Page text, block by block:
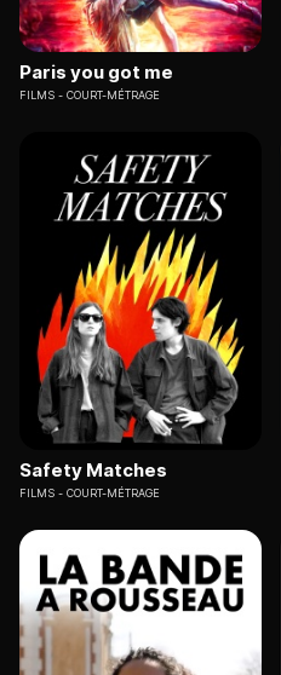
Paris you got me
FILMS COURT-MÉTRAGE
Safety Matches
FILMS COURT-MÉTRAGE